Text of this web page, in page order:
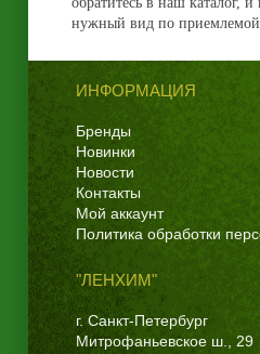
нужный вид по приемлемой
ИНФОРМАЦИЯ
Бренды
Новинки
Новости
Контакты
Мой аккаунт
Политика обработки
"ЛЕНХИМ"
г. Санкт-Петербург
Митрофаньевское ш., 29